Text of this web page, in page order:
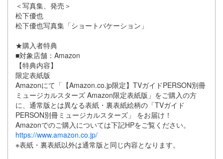
＜写真集、発売＞
松下優也
松下優也写真集「ショートバケーション」
★購入者特典
■対象店舗：Amazon
【特典内容】
限定表紙版
Amazonにて「【Amazon.co.jp限定】TVガイドPERSON別冊
ミュージカルスターズ Amazon限定表紙版」をご購入の方
に、通常版とは異なる表紙・裏表紙絵柄の「TVガイド
PERSON別冊ミュージカルスターズ」 をお届け！
Amazonでのご購入については下記HPをご覧ください。
https://www.amazon.co.jp/
※表紙・裏表紙以外は通常版と同じ内容となります。